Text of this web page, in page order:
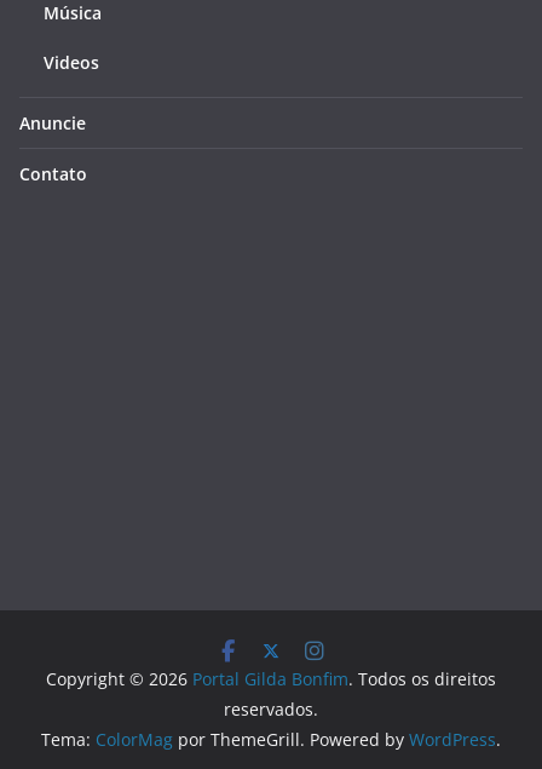
Música
Videos
Anuncie
Contato
Copyright © 2026 Portal Gilda Bonfim. Todos os direitos
reservados.
Tema: ColorMag por ThemeGrill. Powered by WordPress.